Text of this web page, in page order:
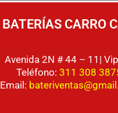
BATERÍAS CARRO
Avenida 2N # 44 – 11|
Teléfono: 311 308
Email: